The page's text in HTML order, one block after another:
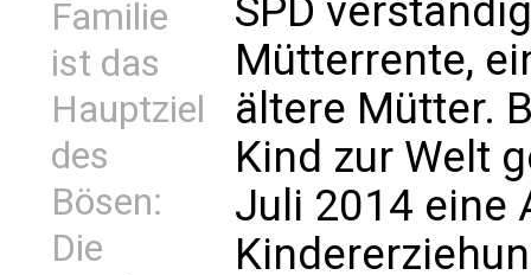
Familie
ist das
Hauptziel
des
Bösen:
Die
SPD
Mütterrente,
ältere Mütter.
Kind zur Welt
Juli 2014 eine